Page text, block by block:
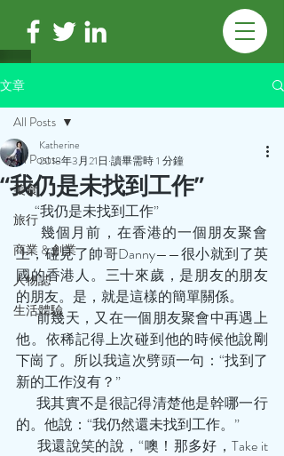
文章
All Posts
美食
旅行
商業 & 創業
人物誌
生活體驗
All Posts
“我仍是未找到工作”
Katherine
2018年3月21日 讀畢需時 1 分鐘
       “我仍是未找到工作”
       幾個月前，在香港的一個朋友聚會
上，碰見了帥哥Danny——很小就到了英
國的香港人。三十來歲，是朋友的朋友
的朋友。是，就是這樣的簡單關係。
       前幾天，又在一個朋友聚會中再遇上
他。依稀記得上次碰到他的時候他說剛
下崗了。所以我這次劈頭一句：“找到了
新的工作沒有？”
       我其實不是很記得清楚他是幹哪一行
的。他說：“我仍然還未找到工作。”